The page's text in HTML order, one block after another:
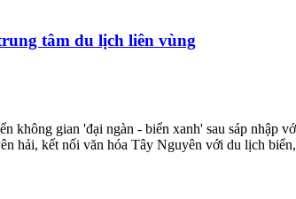
tâm du lịch liên vùng
không gian 'đại ngàn - biển xanh' sau sáp nhập
hải, kết nối văn hóa Tây Nguyên với du lịch